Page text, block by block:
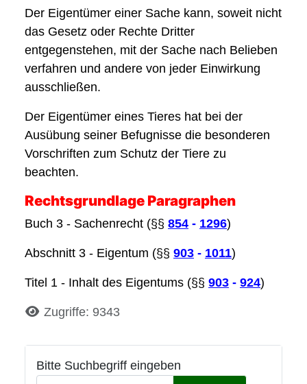
Bitte Suchbegriff eingeben
Der Eigentümer einer Sache kann, soweit nicht
das Gesetz oder Rechte Dritter
entgegenstehen, mit der Sache nach Belieben
verfahren und andere von jeder Einwirkung
ausschließen.
Der Eigentümer eines Tieres hat bei der
Ausübung seiner Befugnisse die besonderen
Vorschriften zum Schutz der Tiere zu
beachten.
Rechtsgrundlage Paragraphen
Buch 3 - Sachenrecht (§§ 854 - 1296)
Abschnitt 3 - Eigentum (§§ 903 - 1011)
Titel 1 - Inhalt des Eigentums (§§ 903 - 924)
DetailsZugriffe: 9343